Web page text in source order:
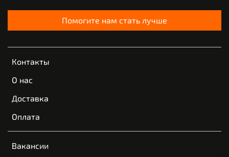
Контакты
О нас
Доставка
Оплата
Вакансии
Помогите нам стать лучше